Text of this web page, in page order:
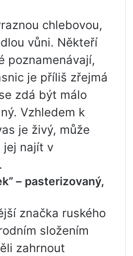
chlebovou,
vůni. Někteří
poznamenávají,
je příliš zřejmá
zdá být málo
Vzhledem k
je živý, může
jej najít v
– pasterizovaný,
značka ruského
složením
zahrnout